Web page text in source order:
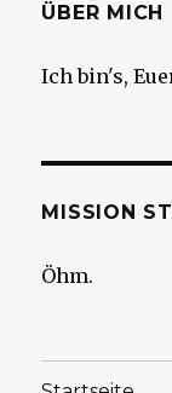
ÜBER MICH
Ich bin's,
MISSION
Öhm.